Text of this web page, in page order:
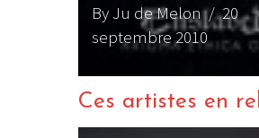
By Ju de Melon/ 20
septembre 2010
Ces artistes en